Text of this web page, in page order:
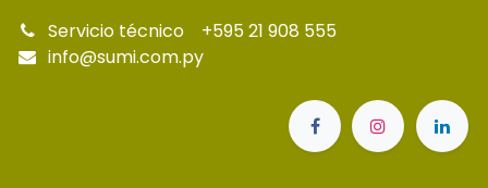
Servicio técnico +595 21 908 555
info@sumi.com.py